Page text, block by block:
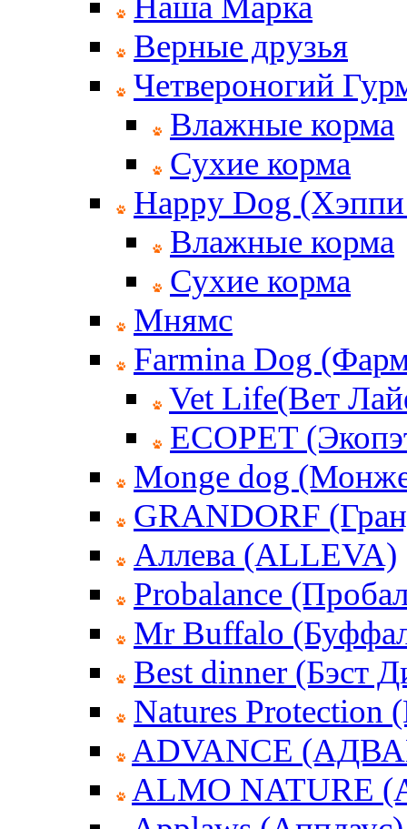
Верные друзья
Четвероногий
Влажные корма
Сухие корма
Happy Dog
Влажные корма
Сухие корма
Мнямс
Farmina Dog
Vet Life(Вет
ECOPET
Monge dog
GRANDORF
Аллева (ALLEVA)
Probalance
Mr Buffalo
Best dinner (Бэст
Natures Protection
ADVANCE
ALMO